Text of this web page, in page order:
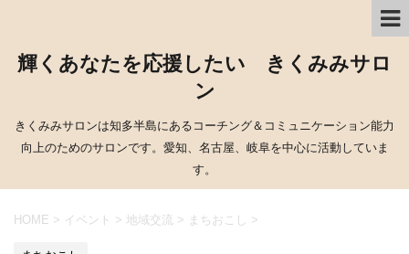
輝くあなたを応援したい きくみみサロ
ン
きくみみサロンは知多半島にあるコーチング＆コミュニケーション能力
向上のためのサロンです。愛知、名古屋、岐阜を中心に活動していま
す。
HOME > イベント > 地域交流 > まちおこし >